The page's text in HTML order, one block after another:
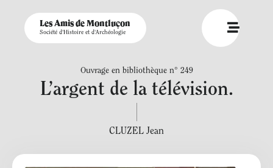
Les Amis de Montluçon
Société d'Histoire et d'Archéologie
Ouvrage en bibliothèque n° 249
L’argent de la télévision.
CLUZEL Jean